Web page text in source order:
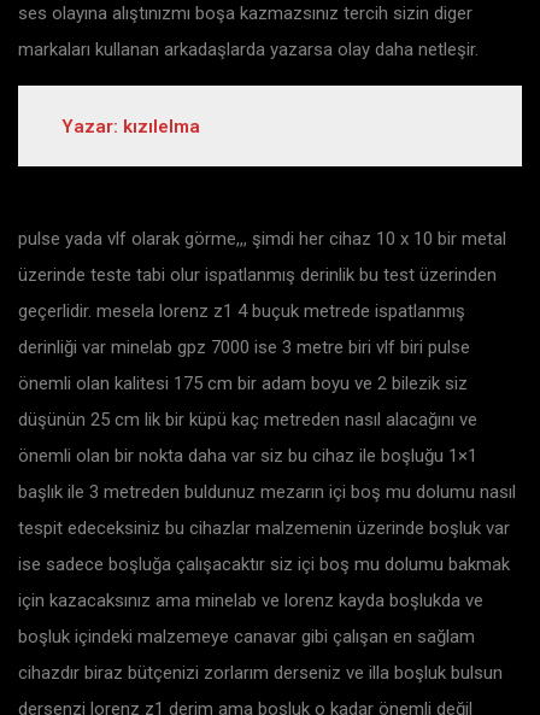
ses olayına alıştınızmı boşa kazmazsınız tercih sizin diger
markaları kullanan arkadaşlarda yazarsa olay daha netleşir.
Yazar: kızılelma
pulse yada vlf olarak görme,,, şimdi her cihaz 10 x 10 bir metal
üzerinde teste tabi olur ispatlanmış derinlik bu test üzerinden
geçerlidir. mesela lorenz z1 4 buçuk metrede ispatlanmış
derinliği var minelab gpz 7000 ise 3 metre biri vlf biri pulse
önemli olan kalitesi 175 cm bir adam boyu ve 2 bilezik siz
düşünün 25 cm lik bir küpü kaç metreden nasıl alacağını ve
önemli olan bir nokta daha var siz bu cihaz ile boşluğu 1×1
başlık ile 3 metreden buldunuz mezarın içi boş mu dolumu nasıl
tespit edeceksiniz bu cihazlar malzemenin üzerinde boşluk var
ise sadece boşluğa çalışacaktır siz içi boş mu dolumu bakmak
için kazacaksınız ama minelab ve lorenz kayda boşlukda ve
boşluk içindeki malzemeye canavar gibi çalışan en sağlam
cihazdır biraz bütçenizi zorlarım derseniz ve illa boşluk bulsun
dersenzi lorenz z1 derim ama boşluk o kadar önemli değil